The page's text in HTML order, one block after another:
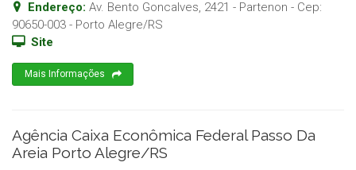
Endereço: Av. Bento Goncalves, 2421 - Partenon - Cep:
90650-003 - Porto Alegre/RS
Site
Mais Informações
Agência Caixa Econômica Federal Passo Da
Areia Porto Alegre/RS